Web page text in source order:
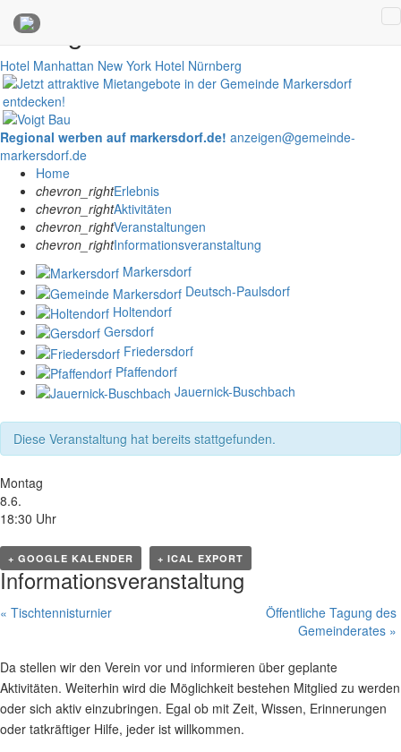
Anzeigen
Hotel Manhattan New York Hotel Nürnberg
Regional werben auf markersdorf.de! anzeigen@gemeinde-
markersdorf.de
Home
chevron_rightErlebnis
chevron_rightAktivitäten
chevron_rightVeranstaltungen
chevron_rightInformationsveranstaltung
Markersdorf
Deutsch-Paulsdorf
Holtendorf
Gersdorf
Friedersdorf
Pfaffendorf
Jauernick-Buschbach
Diese Veranstaltung hat bereits stattgefunden.
Montag
8.6.
18:30 Uhr
+ GOOGLE KALENDER + ICAL EXPORT
Informationsveranstaltung
« Tischtennisturnier
Öffentliche Tagung des
Gemeinderates »
Da stellen wir den Verein vor und informieren über geplante
Aktivitäten. Weiterhin wird die Möglichkeit bestehen Mitglied zu werden
oder sich aktiv einzubringen. Egal ob mit Zeit, Wissen, Erinnerungen
oder tatkräftiger Hilfe, jeder ist willkommen.